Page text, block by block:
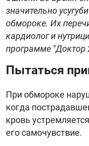
значительно
обмороке. Их
кардиолог и
программе "Доктор
Пытаться
При обмороке
когда
кровь
его самочувствие.